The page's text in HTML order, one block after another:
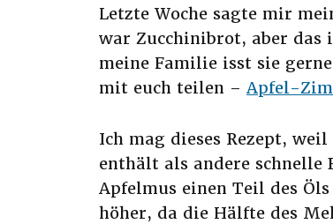
Letzte Woche sagte mir
war Zucchinibrot, aber das
meine Familie isst sie
mit euch teilen – Apfel-
Ich mag dieses Rezept,
enthält als andere schnelle
Apfelmus einen Teil des
höher, da die Hälfte des